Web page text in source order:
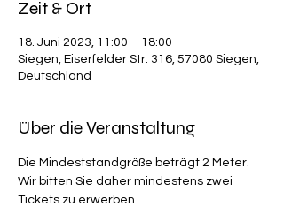
Zeit & Ort
18. Juni 2023, 11:00 – 18:00
Siegen, Eiserfelder Str. 316, 57080 Siegen,
Deutschland
Über die Veranstaltung
Die Mindeststandgröße beträgt 2 Meter.
Wir bitten Sie daher mindestens zwei
Tickets zu erwerben.